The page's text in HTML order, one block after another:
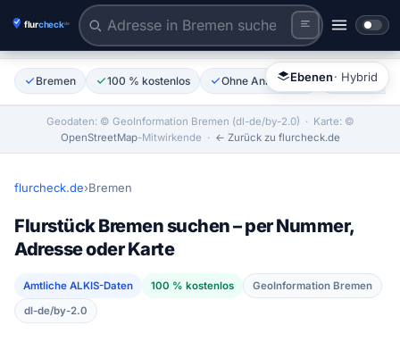
Tiles © Esri | Labels © Esri
Flurstück anklicken
Ebenen· Hybrid
Bremen 100 % kostenlos Ohne Anmeldung Amtliche
Geodaten: © GeoInformation Bremen (dl-de/by-2.0) · Karte: ©
OpenStreetMap-Mitwirkende · ← Zurück zu flurcheck.de
flurcheck.de›Bremen
Flurstück Bremen suchen – per Nummer,
Adresse oder Karte
Amtliche ALKIS-Daten 100 % kostenlos
GeoInformation Bremen
dl-de/by-2.0